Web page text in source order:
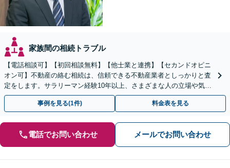
家族間の相続トラブル
【電話相談可】【初回相談無料】【他士業と連携】【セカンドオピニ
オン可】不動産の絡む相続は、信頼できる不動産業者としっかりと査
定をします。サラリーマン経験10年以上、さまざまな人の立場や気持
ちが分かります。遺産分割や相続放棄もお任せください。
事例を見る(1件) 料金表を見る
電話でお問い合わせ メールでお問い合わせ